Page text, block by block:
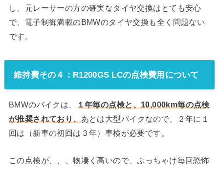
し、元レーサーの方の確実なタイヤ交換はとても安心
で、電子制御満載のBMWのタイヤ交換も全く問題ない
です。
維持費その４：R1200GS LCの点検費用について
BMWのバイクは、
１年毎の点検と、10,000km毎の点検
が推奨されており、 あとは大型バイクなので、２年に１
回は（新車の初回は３年）車検が必要です。
この点検が、、、物凄く高いので、ぶっちゃけ毎回恐怖